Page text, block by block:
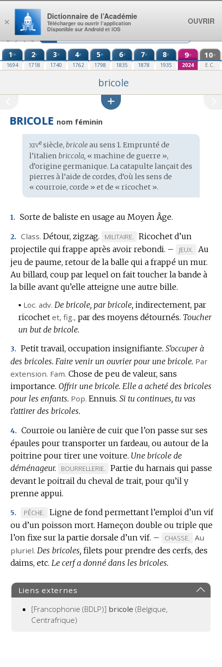
Aller au contenu
1re
1694
2e
1718
3e
1740
4e
1762
5e
1798
6e
1835
7e
1878
8e
1935
9e
2024
10e
E.C.
bricole
BRICOLE nom féminin
Étymologie
:
xivesiècle, bricoleau sens 1. Emprunté de
l’italien briccola, « machine de guerre »,
d’origine germanique. La catapulte lançait des
pierres à l’aide de cordes, d’où les sens de
« courroie, corde » et de « ricochet ».
1. Sorte de baliste en usage au Moyen Âge.
2. Class. Détour, zigzag.
MARQUE
DE
DOMAINE
:
MILITAIRE.
Ricochet d’un
projectile qui frappe après avoir rebondi. –
MARQUE
DE
DOMAINE
JEUX.
Au
jeu de paume, retour de la balle qui a frappé un mur.
Au billard, coup par lequel on fait toucher la bande à
la bille avant qu’elle atteigne une autre bille.
▪ Loc. adv. De bricole, par bricole, indirectement, par
ricochet et, fig., par des moyens détournés. Toucher
un but de bricole.
3. Petit travail, occupation insignifiante. S’occuper à
des bricoles. Faire venir un ouvrier pour une bricole. Par
extension. Fam. Chose de peu de valeur, sans
importance. Offrir une bricole. Elle a acheté des bricoles
pour les enfants. Pop. Ennuis. Si tu continues, tu vas
t’attirer des bricoles.
4. Courroie ou lanière de cuir que l’on passe sur ses
épaules pour transporter un fardeau, ou autour de la
poitrine pour tirer une voiture. Une bricole de
déménageur.
MARQUE
DE
DOMAINE
BOURRELLERIE.
Partie du harnais qui passe
devant le poitrail du cheval de trait, pour qu’il y
prenne appui.
5.
MARQUE
DE
DOMAINE
:
PÊCHE.
Ligne de fond permettant l’emploi d’un vif
ou d’un poisson mort. Hameçon double ou triple que
l’on fixe sur la partie dorsale d’un vif. –
MARQUE
DE
DOMAINE
CHASSE.
Au
pluriel. Des bricoles, filets pour prendre des cerfs, des
daims, etc. Le cerf a donné dans les bricoles.
Liens externes
[Francophonie (BDLP)] bricole (Belgique,
Centrafrique)
×
Dictionnaire de l’Académie
Télécharger ou ouvrir l’application
Disponible sur Android et iOS
OUVRIR